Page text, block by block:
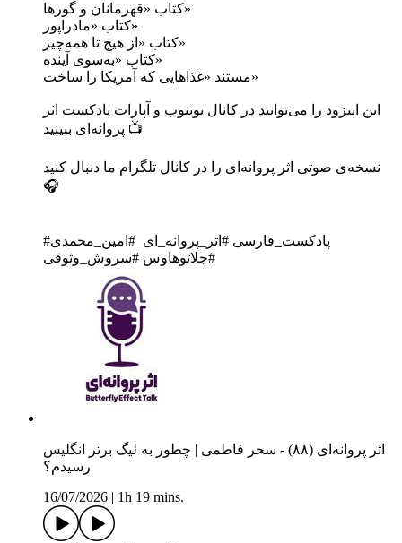
کتاب «قهرمانان و گورها»
کتاب‌ «مادراپور»
کتاب «از هیچ تا همه‌چیز»
کتاب «به‌سوی‌ آینده‌»
مستند «غذاهایی که آمریکا را ساخت»
پروانه‌ای ببینید 📺
نسخه‌ی صوتی اثر پروانه‌ای را در کانال تلگرام ما دنبال کنید
🎧
‎#پادکست_فارسی #اثر_پروانه_ای #امین_محمدی
#جلاتوهاوس #سروش_وثوقی
اثر پروانه‌ای (۸۸) - سحر فاطمی | چطور به لیگ برتر انگلیس
رسیدم؟
16/07/2026
1h 19 mins.